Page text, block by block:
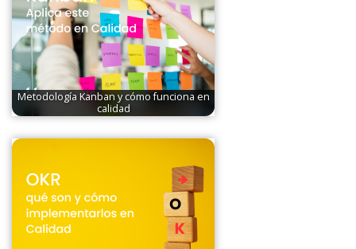
Metodología Kanban y cómo funciona en
calidad